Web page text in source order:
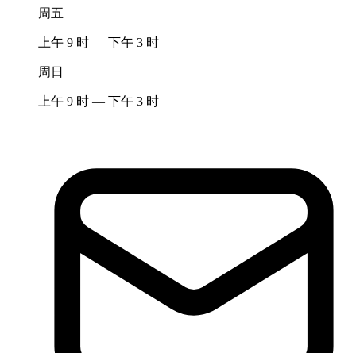
周五
上午 9 时 — 下午 3 时
周日
上午 9 时 — 下午 3 时